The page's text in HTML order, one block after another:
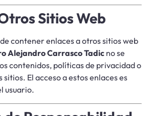
Sitios Web
contener enlaces a otros sitios web
Alejandro Carrasco Tadic no se
contenidos, políticas de privacidad o
El acceso a estos enlaces es
usuario.